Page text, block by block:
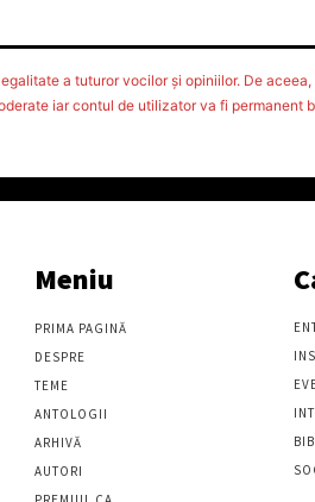
a tuturor vocilor şi opiniilor. De
iar contul de utilizator va fi permanent
Meniu
PRIMA PAGINĂ
DESPRE
TEME
ANTOLOGII
ARHIVĂ
AUTORI